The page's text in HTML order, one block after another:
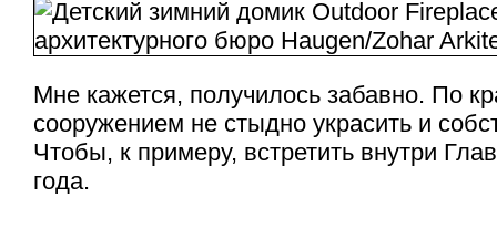
Мне кажется, получилось забавно. По
сооружением не стыдно украсить и
Чтобы, к примеру, встретить внутри
года.